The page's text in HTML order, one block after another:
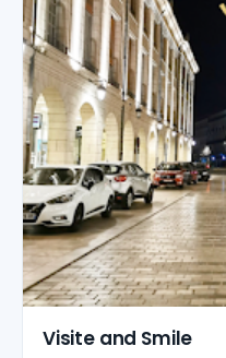
Visite and Smile